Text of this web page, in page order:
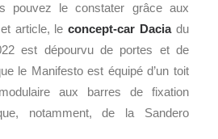
pouvez le constater grâce aux
article, leconcept-car Daciadu
est dépourvu de portes et de
le Manifesto est équipé d’un toit
aux barres de fixation
notamment, de la Sandero